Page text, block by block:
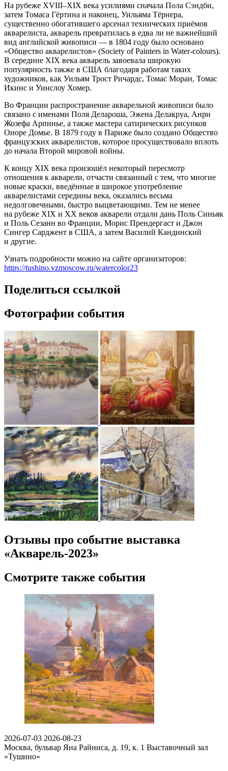
На рубеже XVIII–XIX века усилиями сначала Пола Сэндби,
затем Томаса Гёртина и наконец, Уильяма Тёрнера,
существенно обогатившего арсенал технических приёмов
акварелиста, акварель превратилась в едва ли не важнейший
вид английской живописи — в 1804 году было основано
«Общество акварелистов» (Society of Painters in Water-colours).
В середине XIX века акварель завоевала широкую
популярность также в США благодаря работам таких
художников, как Уильям Трост Ричардс, Томас Моран, Томас
Икинс и Уинслоу Хомер.
Во Франции распространение акварельной живописи было
связано с именами Поля Делароша, Эжена Делакруа, Анри
Жозефа Арпинье, а также мастера сатирических рисунков
Оноре Домье. В 1879 году в Париже было создано Общество
французских акварелистов, которое просуществовало вплоть
до начала Второй мировой войны.
К концу XIX века произошёл некоторый пересмотр
отношения к акварели, отчасти связанный с тем, что многие
новые краски, введённые в широкое употребление
акварелистами середины века, оказались весьма
недолговечными, быстро выцветающими. Тем не менее
на рубеже XIX и XX веков акварели отдали дань Поль Синьяк
и Поль Сезанн во Франции, Морис Прендергаст и Джон
Сингер Сарджент в США, а затем Василий Кандинский
и другие.
Узнать подробности можно на сайте организаторов:
https://tushino.vzmoscow.ru/watercolor23
Поделиться ссылкой
Фотографии события
Отзывы про событие выставка
«Акварель-2023»
Смотрите также события
2026-07-03 2026-08-23
Москва, бульвар Яна Райниса, д. 19, к. 1 Выставочный зал
«Тушино»